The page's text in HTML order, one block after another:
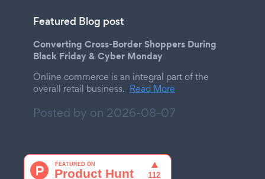
Featured Blog post
Converting Cross-Border Shoppers During
Black Friday & Cyber Monday
Online commerce is an integral part of the
overall retail business. Read More
Posted by on 2026-08-07